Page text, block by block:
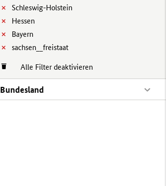
Schleswig-Holstein
Hessen
Bayern
sachsen__freistaat
Alle Filter deaktivieren
Bundesland